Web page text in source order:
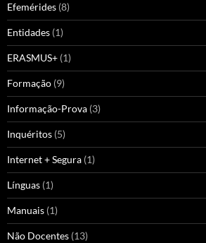
Efemérides (8)
Entidades (1)
ERASMUS+ (1)
Formação (9)
Informação-Prova (3)
Inquéritos (5)
Internet + Segura (1)
Línguas (1)
Manuais (1)
Não Docentes (13)